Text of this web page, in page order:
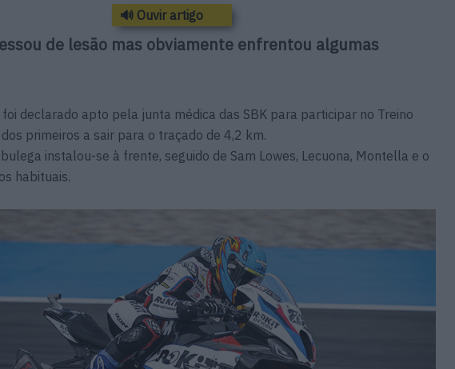
🔊 Ouvir artigo
de lesão mas obviamente enfrentou algumas
declarado apto pela junta médica das SBK para participar no Treino
primeiros a sair para o traçado de 4,2 km.
instalou-se à frente, seguido de Sam Lowes, Lecuona, Montella e o
habituais.